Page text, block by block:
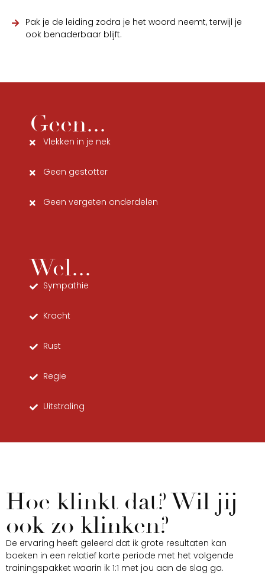
Pak je de leiding zodra je het woord neemt, terwijl je
ook benaderbaar blijft.
Geen...
Vlekken in je nek
Geen gestotter
Geen vergeten onderdelen
Wel...
Sympathie
Kracht
Rust
Regie
Uitstraling
Hoe klinkt dat? Wil jij
ook zo klinken?
De ervaring heeft geleerd dat ik grote resultaten kan
boeken in een relatief korte periode met het volgende
trainingspakket waarin ik 1:1 met jou aan de slag ga.